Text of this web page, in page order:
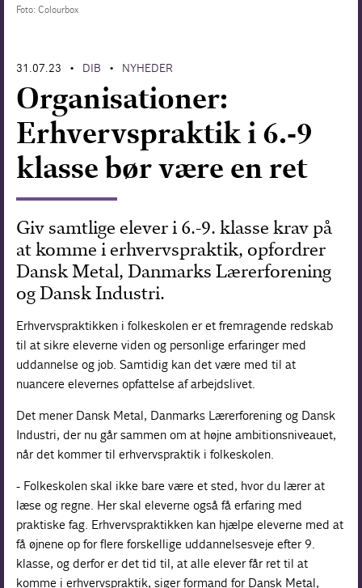
Foto: Colourbox
31.07.23 • DIB • NYHEDER
Organisationer:
Erhvervspraktik i 6.-9
klasse bør være en ret
Giv samtlige elever i 6.-9. klasse krav på
at komme i erhvervspraktik, opfordrer
Dansk Metal, Danmarks Lærerforening
og Dansk Industri.
Erhvervspraktikken i folkeskolen er et fremragende redskab
til at sikre eleverne viden og personlige erfaringer med
uddannelse og job. Samtidig kan det være med til at
nuancere elevernes opfattelse af arbejdslivet.
Det mener Dansk Metal, Danmarks Lærerforening og Dansk
Industri, der nu går sammen om at højne ambitionsniveauet,
når det kommer til erhvervspraktik i folkeskolen.
- Folkeskolen skal ikke bare være et sted, hvor du lærer at
læse og regne. Her skal eleverne også få erfaring med
praktiske fag. Erhvervspraktikken kan hjælpe eleverne med at
få øjnene op for flere forskellige uddannelsesveje efter 9.
klasse, og derfor er det tid til, at alle elever får ret til at
komme i erhvervspraktik, siger formand for Dansk Metal,